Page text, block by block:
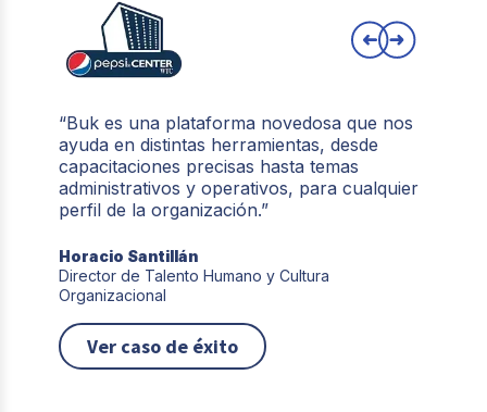
“Buk es una plataforma novedosa que nos
ayuda en distintas herramientas, desde
capacitaciones precisas hasta temas
administrativos y operativos, para cualquier
perfil de la organización.”
Horacio Santillán
Director de Talento Humano y Cultura
Organizacional
Ver caso de éxito